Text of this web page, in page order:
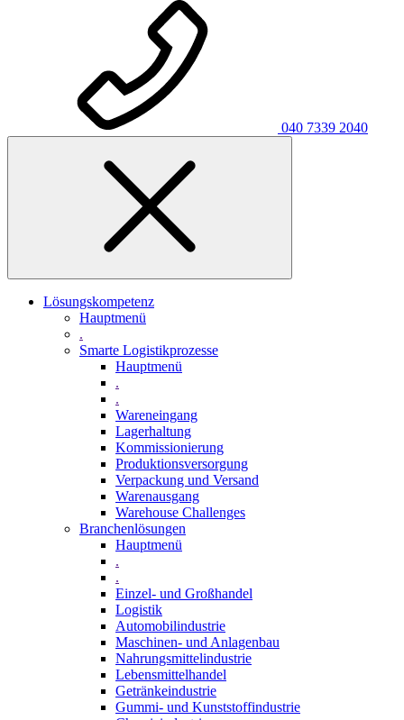
040 7339 2040
Lösungskompetenz
Hauptmenü
.
Smarte Logistikprozesse
Hauptmenü
.
.
Wareneingang
Lagerhaltung
Kommissionierung
Produktionsversorgung
Verpackung und Versand
Warenausgang
Warehouse Challenges
Branchenlösungen
Hauptmenü
.
.
Einzel- und Großhandel
Logistik
Automobilindustrie
Maschinen- und Anlagenbau
Nahrungsmittelindustrie
Lebensmittelhandel
Getränkeindustrie
Gummi­- und Kunststoffindustrie